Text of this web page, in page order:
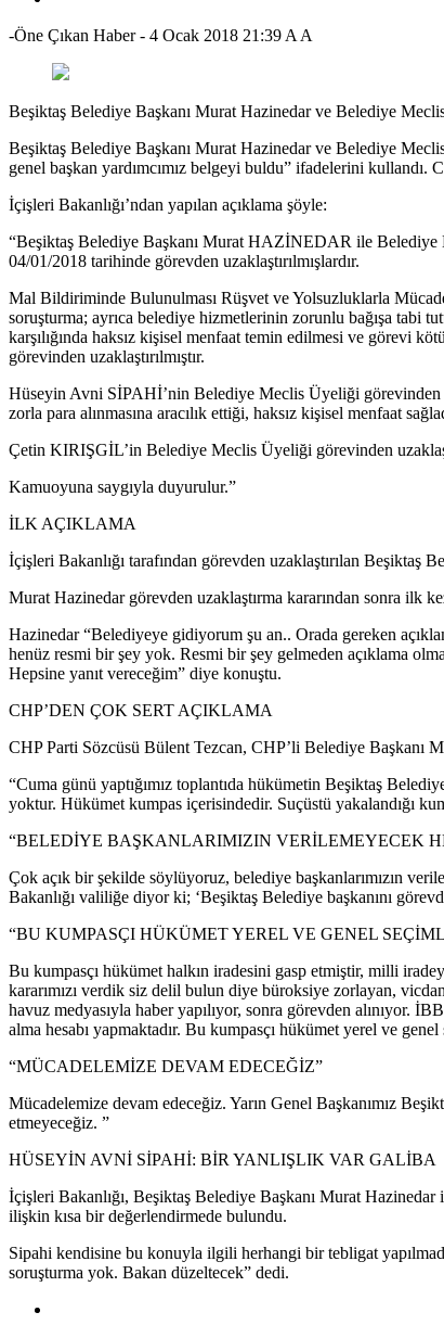
-Öne Çıkan Haber- 4 Ocak 2018 21:39 A A
Beşiktaş Belediye Başkanı Murat Hazinedar ve Belediye
Beşiktaş Belediye Başkanı Murat Hazinedar ve Belediye
genel başkan yardımcımız belgeyi buldu” ifadelerini
İçişleri Bakanlığı’ndan yapılan açıklama şöyle:
“Beşiktaş Belediye Başkanı Murat HAZİNEDAR ile
04/01/2018 tarihinde görevden uzaklaştırılmışlardır.
Mal Bildiriminde Bulunulması Rüşvet ve Yolsuzluklarla
soruşturma; ayrıca belediye hizmetlerinin zorunlu bağışa tabi
karşılığında haksız kişisel menfaat temin edilmesi ve görevi
görevinden uzaklaştırılmıştır.
Hüseyin Avni SİPAHİ’nin Belediye Meclis Üyeliği görevinden
zorla para alınmasına aracılık ettiği, haksız kişisel menfaat
Çetin KIRIŞGİL’in Belediye Meclis Üyeliği görevinden
Kamuoyuna saygıyla duyurulur.”
İLK AÇIKLAMA
İçişleri Bakanlığı tarafından görevden uzaklaştırılan Beşiktaş
Murat Hazinedar görevden uzaklaştırma kararından sonra ilk
Hazinedar “Belediyeye gidiyorum şu an.. Orada gereken
henüz resmi bir şey yok. Resmi bir şey gelmeden açıklama
Hepsine yanıt vereceğim” diye konuştu.
CHP’DEN ÇOK SERT AÇIKLAMA
CHP Parti Sözcüsü Bülent Tezcan, CHP’li Belediye Başkanı
“Cuma günü yaptığımız toplantıda hükümetin Beşiktaş
yoktur. Hükümet kumpas içerisindedir. Suçüstü yakalandığı
“BELEDİYE BAŞKANLARIMIZIN VERİLEMEYECEK
Çok açık bir şekilde söylüyoruz, belediye başkanlarımızın
Bakanlığı valiliğe diyor ki; ‘Beşiktaş Belediye başkanını
“BU KUMPASÇI HÜKÜMET YEREL VE GENEL
Bu kumpasçı hükümet halkın iradesini gasp etmiştir, milli
kararımızı verdik siz delil bulun diye büroksiye zorlayan,
havuz medyasıyla haber yapılıyor, sonra görevden alınıyor.
alma hesabı yapmaktadır. Bu kumpasçı hükümet yerel ve
“MÜCADELEMİZE DEVAM EDECEĞİZ”
Mücadelemize devam edeceğiz. Yarın Genel Başkanımız
etmeyeceğiz. ”
HÜSEYİN AVNİ SİPAHİ: BİR YANLIŞLIK VAR GALİBA
İçişleri Bakanlığı, Beşiktaş Belediye Başkanı Murat
ilişkin kısa bir değerlendirmede bulundu.
Sipahi kendisine bu konuyla ilgili herhangi bir tebligat
soruşturma yok. Bakan düzeltecek” dedi.